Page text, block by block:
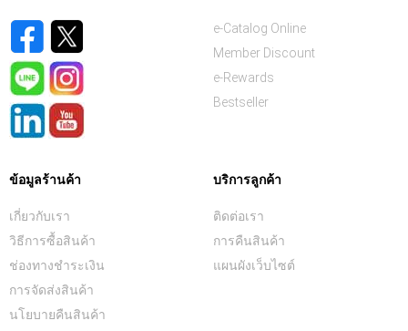
e-Catalog Online
Member Discount
e-Rewards
Bestseller
ข้อมูลร้านค้า
เกี่ยวกับเรา
วิธีการซื้อสินค้า
ช่องทางชำระเงิน
การจัดส่งสินค้า
นโยบายคืนสินค้า
บริการลูกค้า
ติดต่อเรา
การคืนสินค้า
แผนผังเว็บไซต์